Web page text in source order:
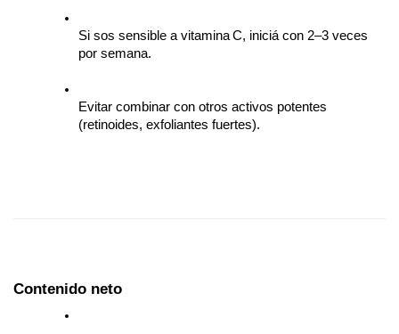
Si sos sensible a vitamina C, iniciá con 2–3 veces
por semana.
Evitar combinar con otros activos potentes
(retinoides, exfoliantes fuertes).
Contenido neto